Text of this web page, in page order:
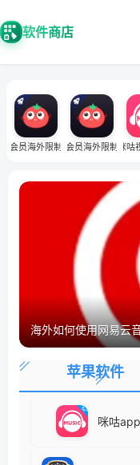
软件商店
会员海外限制怎么解除
咪咕视频会员海外限制怎么
咪咕
海外如何使用网易云
苹果软件
咪咕app